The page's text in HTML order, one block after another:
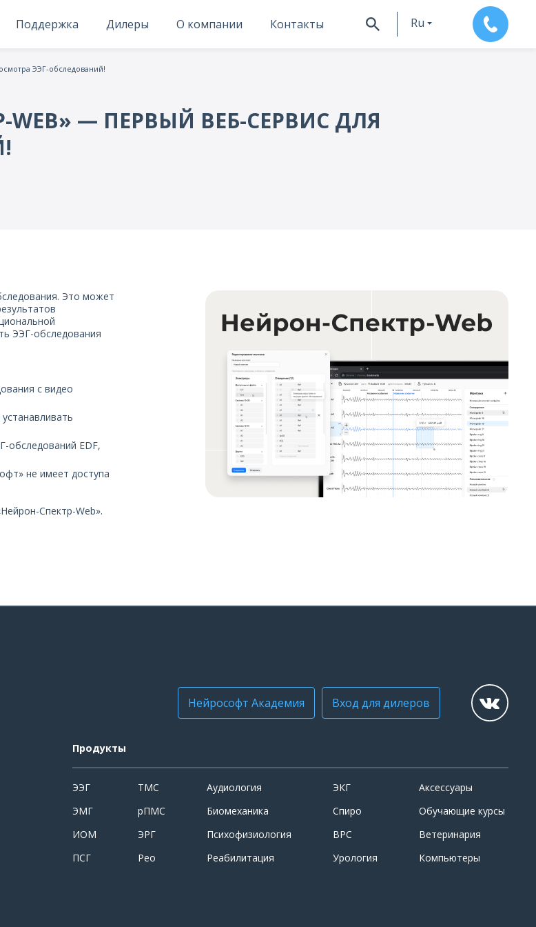
Поддержка Дилеры О компании Контакты Ru
ЭЭГ-обследований!
— ПЕРВЫЙ ВЕБ-СЕРВИС ДЛЯ
Это может
ЭЭГ-обследования
с видео
обследований EDF,
не имеет доступа
Спектр-Web».
Нейрософт Академия Вход для дилеров
Продукты
ЭЭГ
ЭМГ
ИОМ
ПСГ
ТМС
рПМС
ЭРГ
Рео
Аудиология
Биомеханика
Психофизиология
Реабилитация
ЭКГ
Спиро
ВРС
Урология
Аксессуары
Обучающие курсы
Ветеринария
Компьютеры